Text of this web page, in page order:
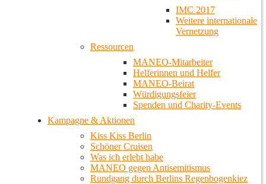
IMC 2017
Weitere internationale
Vernetzung
Ressourcen
MANEO-Mitarbeiter
Helferinnen und Helfer
MANEO-Beirat
Würdigungsfeier
Spenden und Charity-Events
Kampagne & Aktionen
Kiss Kiss Berlin
Schöner Cruisen
Was ich erlebt habe
MANEO gegen Antisemitismus
Rundgang durch Berlins Regenbogenkiez